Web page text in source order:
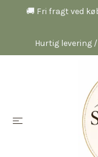
🚚 Fri fragt ved
Hurtig levering